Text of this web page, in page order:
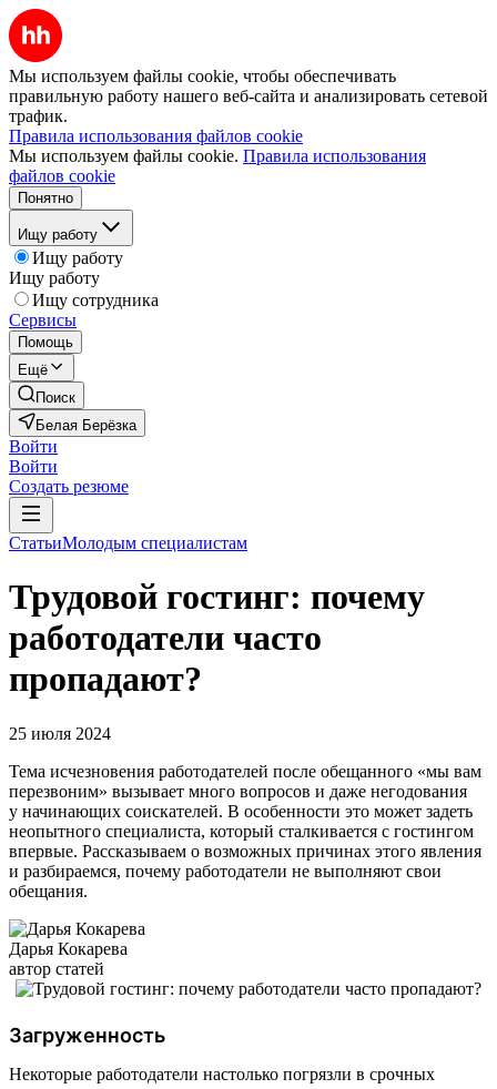
Мы используем файлы cookie, чтобы обеспечивать
правильную работу нашего веб-сайта и анализировать сетевой
трафик.
Правила использования файлов cookie
Мы используем файлы cookie. Правила использования
файлов cookie
Понятно
Ищу работу
Ищу работу
Ищу работу
Ищу сотрудника
Сервисы
Помощь
Ещё
Поиск
Белая Берёзка
Войти
Войти
Создать резюме
СтатьиМолодым специалистам
Трудовой гостинг: почему
работодатели часто
пропадают?
25 июля 2024
Тема исчезновения работодателей после обещанного «мы вам
перезвоним» вызывает много вопросов и даже негодования
у начинающих соискателей. В особенности это может задеть
неопытного специалиста, который сталкивается с гостингом
впервые. Рассказываем о возможных причинах этого явления
и разбираемся, почему работодатели не выполняют свои
обещания.
Дарья Кокарева
автор статей
Загруженность
Некоторые работодатели настолько погрязли в срочных